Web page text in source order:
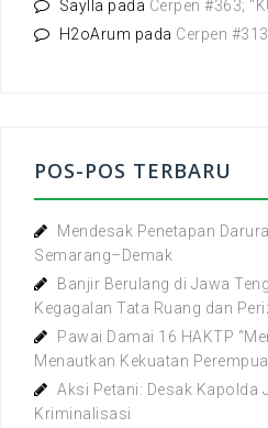
Saylla pada Cerpen #363;
H2oArum pada Cerpen
POS-POS TERBARU
Mendesak Penetapan
Semarang–Demak
Banjir Berulang di Jawa
Kegagalan Tata Ruang dan
Pawai Damai 16 HAKTP
Menautkan Kekuatan
Aksi Petani: Desak Kapolda
Kriminalisasi